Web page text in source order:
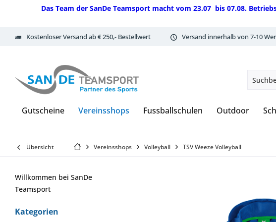
Das Team der SanDe Teamsport macht vom 23.07 bis 07.08.
Kostenloser Versand ab € 250,- Bestellwert Versand innerhalb von 7-10
Gutscheine Vereinsshops Fussballschulen Outdoor
Übersicht Vereinsshops Volleyball TSV Weeze Volleyball
Willkommen bei SanDe
Teamsport
Kategorien